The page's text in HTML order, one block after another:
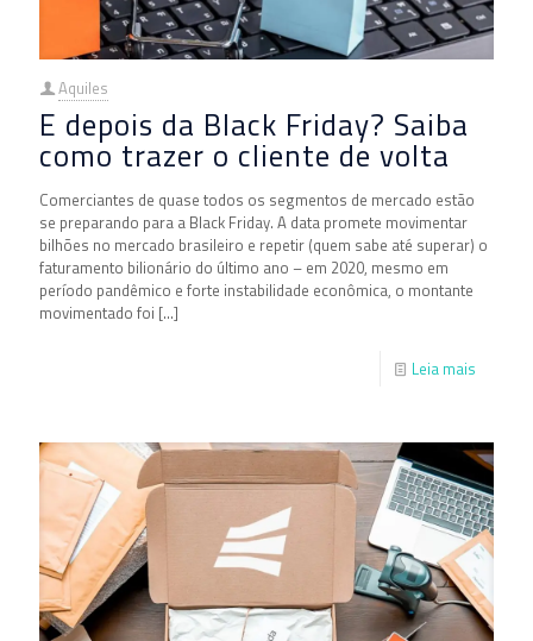
Aquiles
E depois da Black Friday? Saiba
como trazer o cliente de volta
Comerciantes de quase todos os segmentos de mercado estão
se preparando para a Black Friday. A data promete movimentar
bilhões no mercado brasileiro e repetir (quem sabe até superar) o
faturamento bilionário do último ano – em 2020, mesmo em
período pandêmico e forte instabilidade econômica, o montante
movimentado foi […]
Leia mais